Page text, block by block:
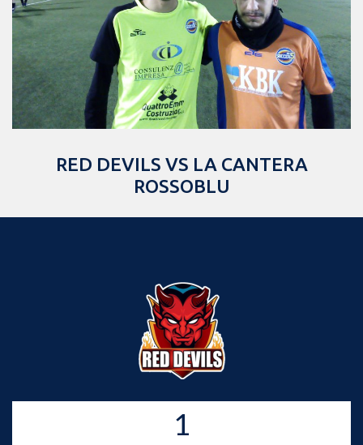
RED DEVILS VS LA CANTERA
ROSSOBLU
1